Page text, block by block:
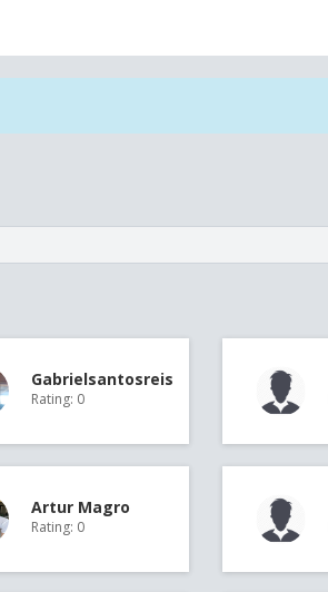
Gabrielsantosreis
Rating: 0
Artur Magro
Rating: 0